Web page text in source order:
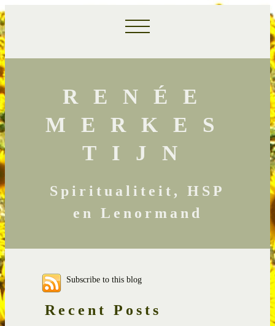
RENÉE
MERKES
TIJN
Spiritualiteit, HSP
en Lenormand
Subscribe to this blog
Recent Posts